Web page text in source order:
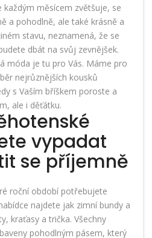
každým měsícem zvětšuje, se
a pohodlně, ale také krásně a
stavu, neznamená, že se
dbát na svůj zevnějšek.
móda je tu pro Vás. Máme pro
nejrůznějších kousků
s Vaším bříškem poroste a
ale i děťátku.
vypadat
se příjemně
roční období potřebujete
najdete jak zimní bundy a
kraťasy a trička. Všechny
pohodlným pásem, který